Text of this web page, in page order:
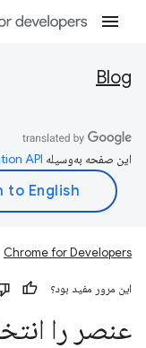
Blog
این صفحه به‌وسیله
Chrome for Developers
این مرور مفید بود؟
عنصر را